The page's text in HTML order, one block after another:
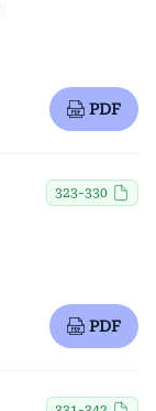
PDF
323-330
PDF